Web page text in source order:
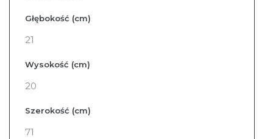
Głębokość (cm)
21
Wysokość (cm)
20
Szerokość (cm)
71